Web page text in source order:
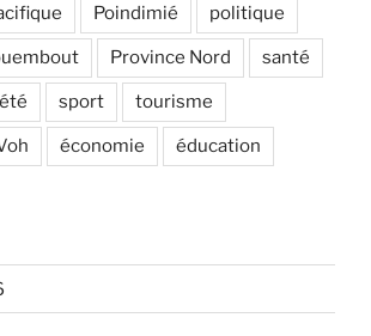
Poindimié politique
Province Nord santé
sport tourisme
économie éducation